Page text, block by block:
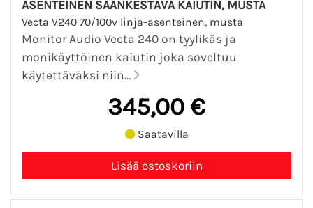
ASENTEINEN SÄÄNKESTÄVÄ KAIUTIN, MUSTA
Vecta V240 70/100v linja-asenteinen, musta
Monitor Audio Vecta 240 on tyylikäs ja
monikäyttöinen kaiutin joka soveltuu
käytettäväksi niin...
345,00 €
Saatavilla